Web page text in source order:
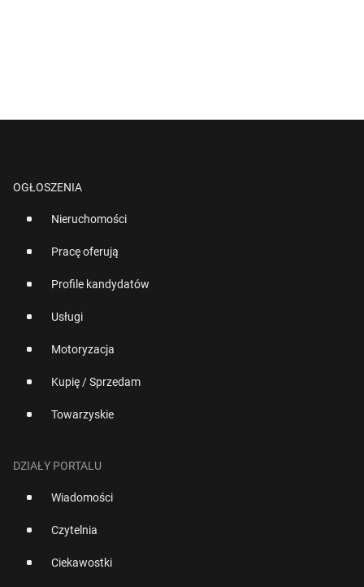
OGŁOSZENIA
Nieruchomości
Pracę oferują
Profile kandydatów
Usługi
Motoryzacja
Kupię / Sprzedam
Towarzyskie
DZIAŁY PORTALU
Wiadomości
Czytelnia
Ciekawostki